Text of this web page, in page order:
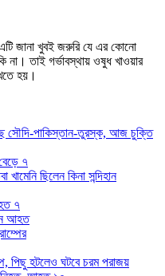
জানা খুবই জরুরি যে এর কোনো
না। তাই গর্ভাবস্থায় ওষুধ খাওয়ার
হয়।
সৌদি-পাকিস্তান-তুরস্ক, আজ চুক্তি
৭
ছিলেন কিনা সন্দিহান
৭
আহত
পিছু হটলেও ঘটবে চরম পরাজয়